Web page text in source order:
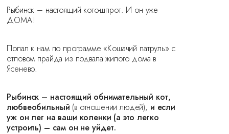
Рыбинск – настоящий кото-шпрот. И он уже
ДОМА!
Попал к нам по программе «Кошачий патруль» с
отловом прайда из подвала жилого дома в
Ясенево.
Рыбинск – настоящий обнимательный кот,
любвеобильный (в отношении людей), и если
уж он лег на ваши коленки (а это легко
устроить) – сам он не уйдет.